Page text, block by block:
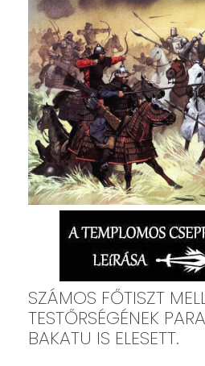
SZÁMOS FŐTISZT
TESTŐRSÉGÉNEK
BAKATU IS ELESETT.